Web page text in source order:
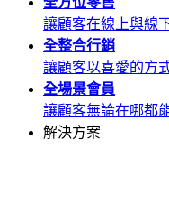
讓顧客在線上與線
全整合行銷
讓顧客以喜愛的方
全場景會員
讓顧客無論在哪都
解決方案